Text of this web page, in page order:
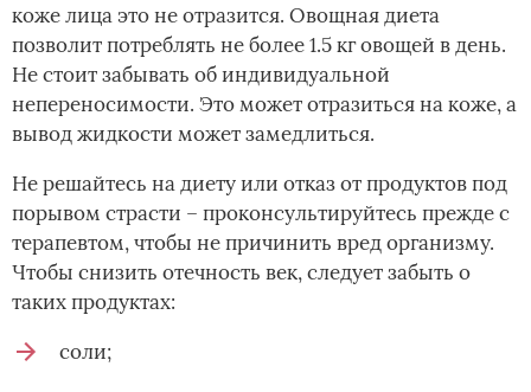
коже лица это не отразится. Овощная диета
позволит потреблять не более 1.5 кг овощей в день.
Не стоит забывать об индивидуальной
непереносимости. Это может отразиться на коже, а
вывод жидкости может замедлиться.
Не решайтесь на диету или отказ от продуктов под
порывом страсти – проконсультируйтесь прежде с
терапевтом, чтобы не причинить вред организму.
Чтобы снизить отечность век, следует забыть о
таких продуктах:
соли;